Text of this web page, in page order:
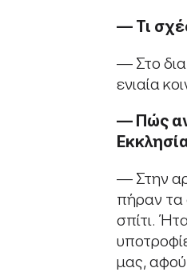
— Τι
— Στο
ενιαία
— Πώς
— Στην
πήραν τα
σπίτι.
μας, αφού